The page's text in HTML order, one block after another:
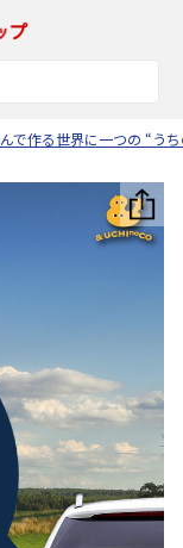
で作る世界に一つの “う